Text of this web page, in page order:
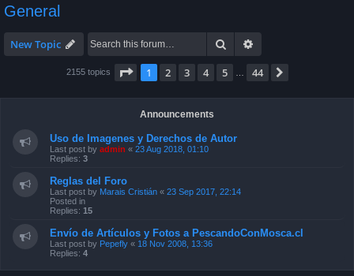
General
New Topic Search
2155 topics Page 1of 44
1 2 3 4 5 44
Announcements
Uso de Imagenes y Derechos de Autor
Last post by admin « 23 Aug 2018, 01:10
Replies: 3
Reglas del Foro
Last post by Marais Cristián « 23 Sep 2017, 22:14
Posted in
Replies: 15
Envío de Artículos y Fotos a PescandoConMosca.cl
Last post by Pepefly « 18 Nov 2008, 13:36
Replies: 4